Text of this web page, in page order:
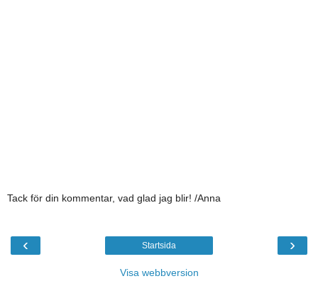
Tack för din kommentar, vad glad jag blir! /Anna
‹ ›
Startsida
Visa webbversion